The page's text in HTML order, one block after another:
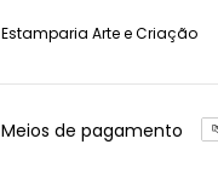
Estamparia Arte e Criação
Meios de pagamento